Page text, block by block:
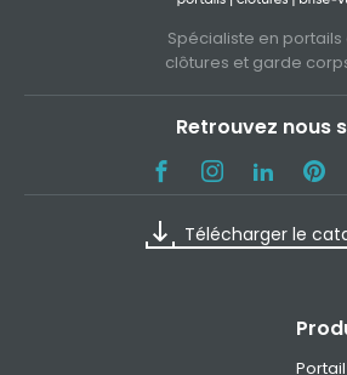
Spécialiste en portails
clôtures et garde
Retrouvez nous
Télécharger le
Portail